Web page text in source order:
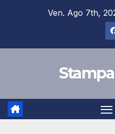
Ven. Ago 7th,